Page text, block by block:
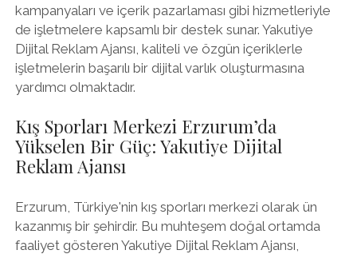
kampanyaları ve içerik pazarlaması gibi hizmetleriyle
de işletmelere kapsamlı bir destek sunar. Yakutiye
Dijital Reklam Ajansı, kaliteli ve özgün içeriklerle
işletmelerin başarılı bir dijital varlık oluşturmasına
yardımcı olmaktadır.
Kış Sporları Merkezi Erzurum’da
Yükselen Bir Güç: Yakutiye Dijital
Reklam Ajansı
Erzurum, Türkiye'nin kış sporları merkezi olarak ün
kazanmış bir şehirdir. Bu muhteşem doğal ortamda
faaliyet gösteren Yakutiye Dijital Reklam Ajansı,